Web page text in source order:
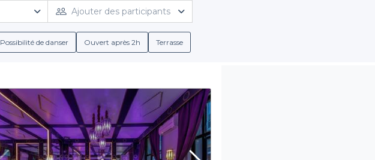
Ajouter des participants
Possibilité de danser Ouvert après 2h Terrasse